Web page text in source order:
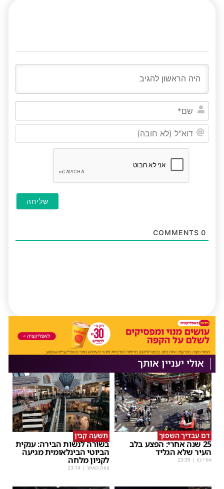
0
אולי יעניין אותך
דם עבדיך השפוך
25 שנה אחרי: הפצע בלב
העיר שלא הגליד
אורי כץ |
23:39
תִּשְׁעָה קַבִּין
בשורה לנשות הבירה: ענקית
הביוטי הבינלאומית מגיעה
לקניון מלחה
צוות האתר |
23:14